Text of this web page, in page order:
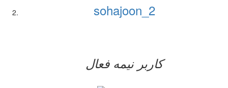
sohajoon_2
کاربر نيمه فعال